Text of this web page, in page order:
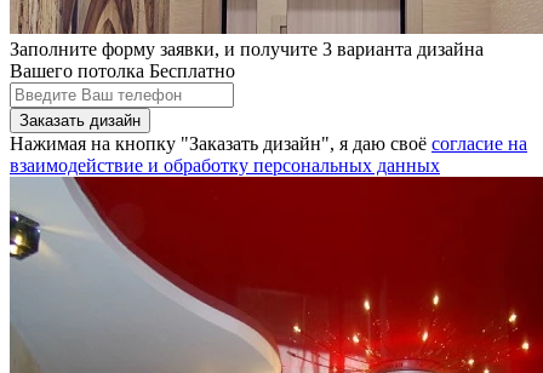
Заполните форму заявки, и получите 3 варианта дизайна
Вашего потолка Бесплатно
Нажимая на кнопку "Заказать дизайн", я даю своё согласие на
взаимодействие и обработку персональных данных